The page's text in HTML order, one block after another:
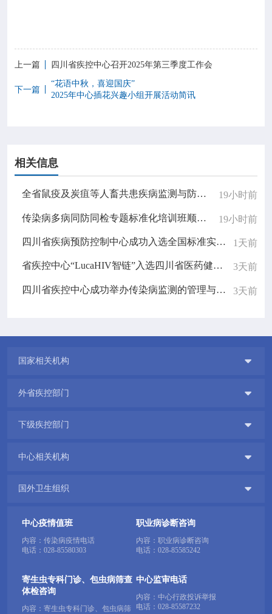
上一篇 四川省疾控中心召开2025年第三季度工作会
下一篇
“花语中秋，喜迎国庆”
2025年中心插花兴趣小组开展活动简讯
相关信息
全省鼠疫及炭疽等人畜共患疾病监测与防控培训班顺利举办 19小时前
传染病多病同防同检专题标准化培训班顺利举办 19小时前
四川省疾病预防控制中心成功入选全国标准实施监测点 1天前
省疾控中心“LucaHIV智链”入选四川省医药健康产业应用场景名录并进行现场展演 3天前
四川省疾控中心成功举办传染病监测的管理与质量控制专题学术讲座 3天前
国家相关机构 
外省疾控部门 
下级疾控部门 
中心相关机构 
国外卫生组织 
中心疫情值班
内容：传染病疫情电话
电话： 028-85580303
职业病诊断咨询
内容：职业病诊断咨询
电话： 028-85585242
寄生虫专科门诊、包虫病筛查
体检咨询
内容：寄生虫专科门诊、包虫病筛
中心监审电话
内容：中心行政投诉举报
电话： 028-85587232